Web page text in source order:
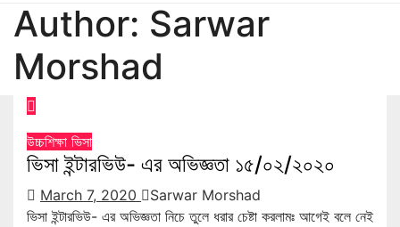
Author: Sarwar
Morshad
উচ্চশিক্ষা ভিসা
ভিসা ইন্টারভিউ- এর অভিজ্ঞতা ১৫/০২/২০২০
March 7, 2020
Sarwar Morshad
ভিসা ইন্টারভিউ- এর অভিজ্ঞতা নিচে তুলে ধরার চেষ্টা করলামঃ আগেই বলে নেই